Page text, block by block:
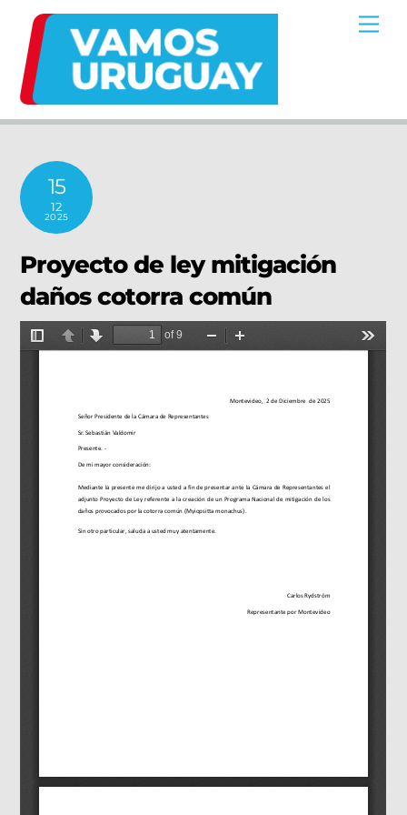
content
15
12
2025
Proyecto de ley mitigación
daños cotorra común